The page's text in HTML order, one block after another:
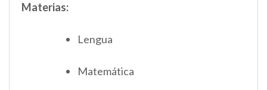
Materias:
Lengua
Matemática